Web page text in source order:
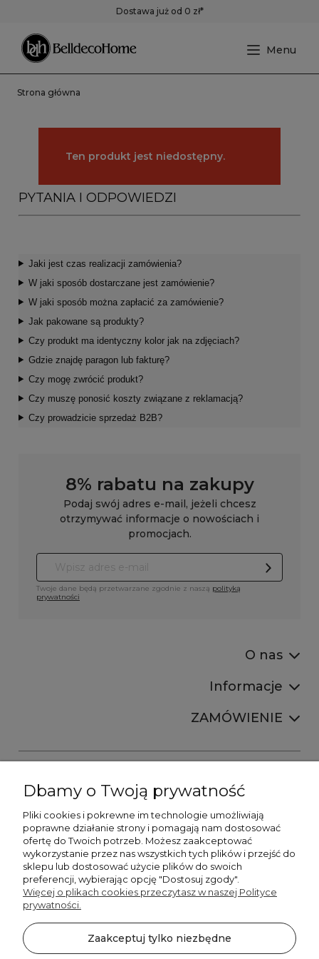
Dostawa już od 0 zł*
Strona główna
Ten produkt jest niedostępny.
PYTANIA I ODPOWIEDZI
Jaki jest czas realizacji zamówienia?
W jaki sposób dostarczane jest zamówienie?
W jaki sposób można zapłacić za zamówienie?
Jak pakowane są produkty?
Czy produkt ma identyczny kolor jak na zdjęciach?
Gdzie znajdę paragon lub fakturę?
Czy mogę zwrócić produkt?
Czy muszę ponosić koszty związane z reklamacją?
Czy prowadzicie sprzedaż B2B?
8% rabatu na zakupy
Podaj swój adres e-mail, jeżeli chcesz
otrzymywać informacje o nowościach i
promocjach.
Twoje dane będą przetwarzane zgodnie z naszą polityką
prywatności
O nas
Informacje
ZAMÓWIENIE
+48606673390
sprzedaz@belldecohome.pl
©2026 Wszelkie Prawa Zastrzeżone | BelldecoHome.pl
Flex Minimalist by Ecommercy
Dbamy o Twoją prywatność
Pliki cookies i pokrewne im technologie umożliwiają
poprawne działanie strony i pomagają nam dostosować
ofertę do Twoich potrzeb. Możesz zaakceptować
wykorzystanie przez nas wszystkich tych plików i przejść do
sklepu lub dostosować użycie plików do swoich
preferencji, wybierając opcję "Dostosuj zgody".
Więcej o plikach cookies przeczytasz w naszej Polityce
prywatności.
Zaakceptuj tylko niezbędne
Zapisz się do naszego newslettera i zgarnij 8% rabatu!
zaznacz pola
Akceptuję regulamin newslettera